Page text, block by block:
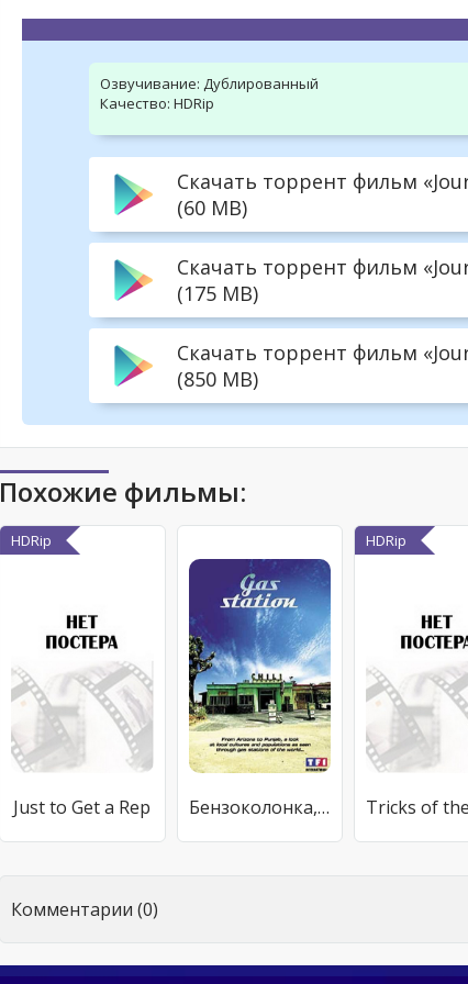
Озвучивание: Дублированный
Качество: HDRip
Скачать торрент фильм
(60 MB)
Скачать торрент фильм
(175 MB)
Скачать торрент фильм
(850 MB)
Похожие фильмы:
HDRip
Just to Get a Rep Бензоколонка, Южная Африка
HDRip
Комментарии (0)